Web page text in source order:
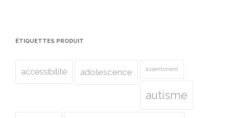
ÉTIQUETTES PRODUIT
accessibilité adolescence assentiment
autisme